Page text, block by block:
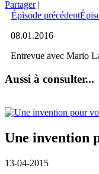
Partager |
Épisode précédent
08.01.2016
Entrevue avec Mario
Aussi à consulter...
Une invention
13-04-2015